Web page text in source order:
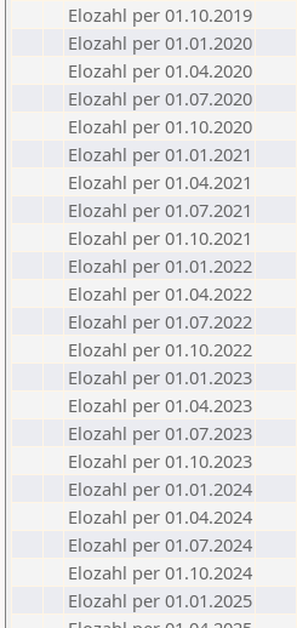
Elozahl per 01.10.2019
Elozahl per 01.01.2020
Elozahl per 01.04.2020
Elozahl per 01.07.2020
Elozahl per 01.10.2020
Elozahl per 01.01.2021
Elozahl per 01.04.2021
Elozahl per 01.07.2021
Elozahl per 01.10.2021
Elozahl per 01.01.2022
Elozahl per 01.04.2022
Elozahl per 01.07.2022
Elozahl per 01.10.2022
Elozahl per 01.01.2023
Elozahl per 01.04.2023
Elozahl per 01.07.2023
Elozahl per 01.10.2023
Elozahl per 01.01.2024
Elozahl per 01.04.2024
Elozahl per 01.07.2024
Elozahl per 01.10.2024
Elozahl per 01.01.2025